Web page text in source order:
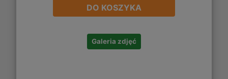
DO KOSZYKA
Galeria zdjęć